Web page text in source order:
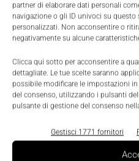
partner di elaborare dati personali
navigazione o gli ID univoci su
personalizzati. Non acconsentire o
negativamente su alcune
Clicca qui sotto per acconsentire a
dettagliate. Le tue scelte saranno
possibile modificare le impostazioni
del consenso, utilizzando i pulsanti
pulsante di gestione del consenso
Gestisci 1771 fornitori
Una delle direttrici più
cosiddettaPhysical AI,
dell’intelligenza artificiale
Robot, droni, veicoli